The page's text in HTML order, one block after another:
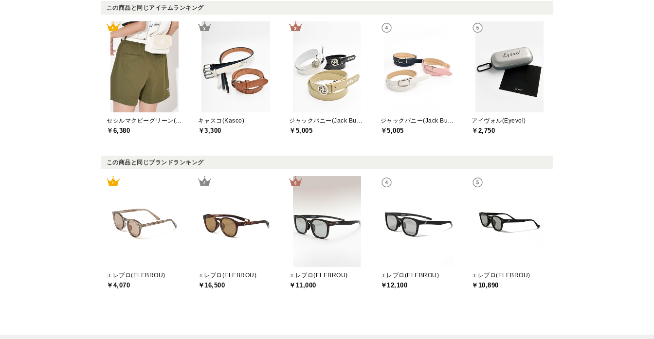
この商品と同じアイテムランキング
￥6,380
キャスコ(Kasco)
￥3,300 ￥5,005 ￥5,005
アイヴォル(Eyevol)
￥2,750
この商品と同じブランドランキング
エレブロ(ELEBROU)
￥4,070
エレブロ(ELEBROU)
￥16,500
エレブロ(ELEBROU)
￥11,000
エレブロ(ELEBROU)
￥12,100
エレブロ(ELEBROU)
￥10,890